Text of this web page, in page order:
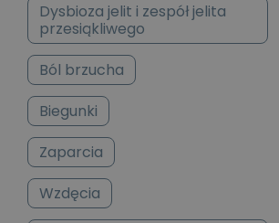
Dysbioza jelit i zespół jelita
przesiąkliwego
Ból brzucha
Biegunki
Zaparcia
Wzdęcia